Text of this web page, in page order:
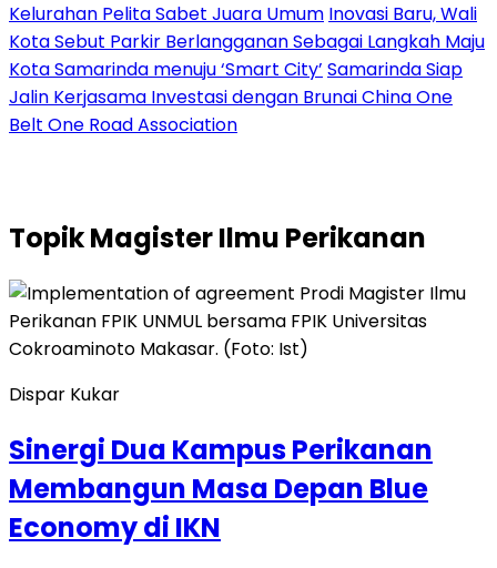
Kelurahan Pelita Sabet Juara Umum Inovasi Baru, Wali
Kota Sebut Parkir Berlangganan Sebagai Langkah Maju
Kota Samarinda menuju ‘Smart City’ Samarinda Siap
Jalin Kerjasama Investasi dengan Brunai China One
Belt One Road Association
TopikMagister Ilmu Perikanan
Dispar Kukar
Sinergi Dua Kampus Perikanan
Membangun Masa Depan Blue
Economy di IKN